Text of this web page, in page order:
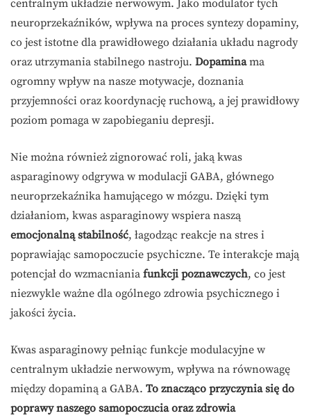
centralnym układzie nerwowym. Jako modulator tych
neuroprzekaźników, wpływa na proces syntezy dopaminy,
co jest istotne dla prawidłowego działania układu nagrody
oraz utrzymania stabilnego nastroju. Dopaminama
ogromny wpływ na nasze motywacje, doznania
przyjemności oraz koordynację ruchową, a jej prawidłowy
poziom pomaga w zapobieganiu depresji.
Nie można również zignorować roli, jaką kwas
asparaginowy odgrywa w modulacji GABA, głównego
neuroprzekaźnika hamującego w mózgu. Dzięki tym
działaniom, kwas asparaginowy wspiera naszą
emocjonalną stabilność, łagodząc reakcje na stres i
poprawiając samopoczucie psychiczne. Te interakcje mają
potencjał do wzmacniania funkcji poznawczych, co jest
niezwykle ważne dla ogólnego zdrowia psychicznego i
jakości życia.
Kwas asparaginowy pełniąc funkcje modulacyjne w
centralnym układzie nerwowym, wpływa na równowagę
między dopaminą a GABA. To znacząco przyczynia się do
poprawy naszego samopoczucia oraz zdrowia